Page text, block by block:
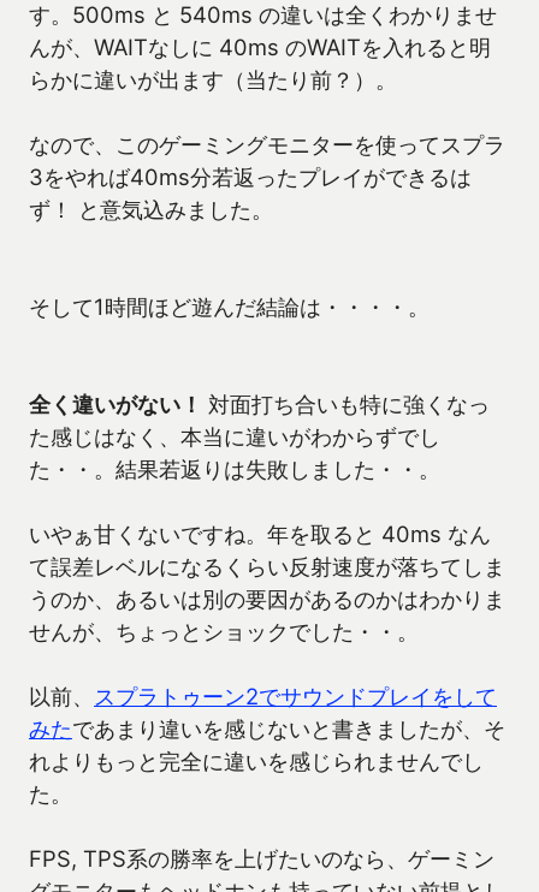
す。500ms と 540ms の違いは全くわかりませ
んが、WAITなしに 40ms のWAITを入れると明
らかに違いが出ます（当たり前？）。
なので、このゲーミングモニターを使ってスプラ
3をやれば40ms分若返ったプレイができるは
ず！ と意気込みました。
そして1時間ほど遊んだ結論は・・・・。
全く違いがない！ 対面打ち合いも特に強くなっ
た感じはなく、本当に違いがわからずでし
た・・。結果若返りは失敗しました・・。
いやぁ甘くないですね。年を取ると 40ms なん
て誤差レベルになるくらい反射速度が落ちてしま
うのか、あるいは別の要因があるのかはわかりま
せんが、ちょっとショックでした・・。
以前、
スプラトゥーン2でサウンドプレイをして
みたであまり違いを感じないと書きましたが、そ
れよりもっと完全に違いを感じられませんでし
た。
FPS, TPS系の勝率を上げたいのなら、ゲーミン